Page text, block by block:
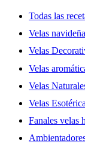
Todas las
Velas
Velas
Velas
Velas
Velas
Fanales velas